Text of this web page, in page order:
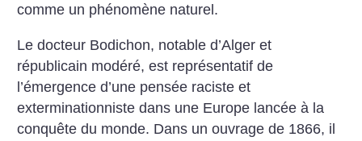
comme un phénomène naturel.
Le docteur Bodichon, notable d’Alger et
républicain modéré, est représentatif de
l’émergence d’une pensée raciste et
exterminationniste dans une Europe lancée à la
conquête du monde. Dans un ouvrage de 1866, il